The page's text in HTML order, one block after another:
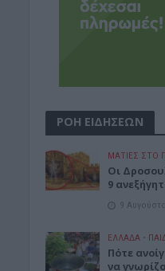
ΡΟΗ ΕΙΔΗΣΕΩΝ
ΜΑΤΙΕΣ ΣΤΟ
Οι
9
9
ΕΛΛΑΔΑ •
Πότε
να